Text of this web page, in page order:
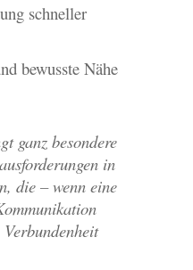
schneller
bewusste Nähe
ganz besondere
in
die – wenn eine